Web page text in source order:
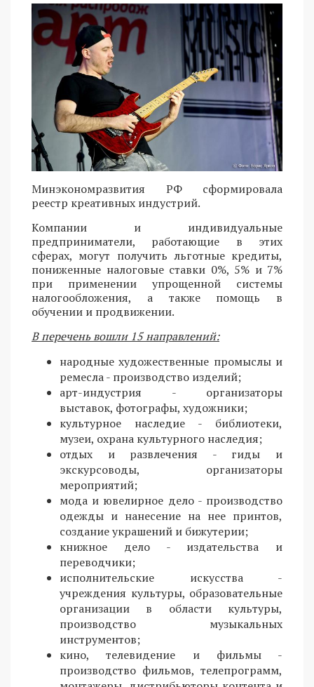
Минэкономразвития РФ сформировала
реестр креативных индустрий.
Компании и индивидуальные
предприниматели, работающие в этих
сферах, могут получить льготные кредиты,
пониженные налоговые ставки 0%, 5% и 7%
при применении упрощенной системы
налогообложения, а также помощь в
обучении и продвижении.
В перечень вошли 15 направлений:
народные художественные промыслы и
ремесла - производство изделий;
арт-индустрия - организаторы
выставок, фотографы, художники;
культурное наследие - библиотеки,
музеи, охрана культурного наследия;
отдых и развлечения - гиды и
экскурсоводы, организаторы
мероприятий;
мода и ювелирное дело - производство
одежды и нанесение на нее принтов,
создание украшений и бижутерии;
книжное дело - издательства и
переводчики;
исполнительские искусства -
учреждения культуры, образовательные
организации в области культуры,
производство музыкальных
инструментов;
кино, телевидение и фильмы -
производство фильмов, телепрограмм,